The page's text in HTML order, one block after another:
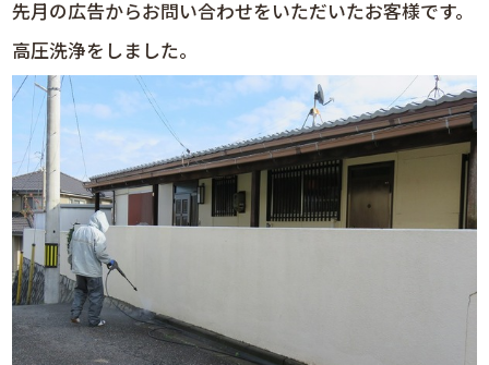
先月の広告からお問い合わせをいただいたお客様です。
高圧洗浄をしました。